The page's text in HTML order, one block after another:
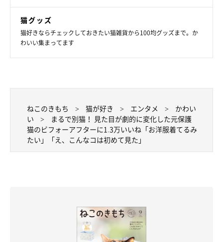
飼い主さん：
「散歩で外に出かける機会が多い犬の飼い主さんと比べると、猫
写真提供・取材協力／@yokoetsu_meowさん／X（旧Twitter）
※この記事は投稿者さまにご了承をいただいたうえで制作してい
ます。
猫グッズ
猫好きならチェックしておきたい猫雑貨から100均グッズまで。か
わいい集まってます
ねこのきもち 猫が好き エンタメ
かわい
い
まるで別猫！ 見た目が劇的に変化した元保護
猫のビフォーアフターに1.3万いいね「お洋服着てるみ
たい」「え、こんなコは初めて見た」